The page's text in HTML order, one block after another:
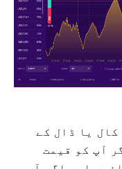
کال یا ڈال کے
آپ کو قیمت